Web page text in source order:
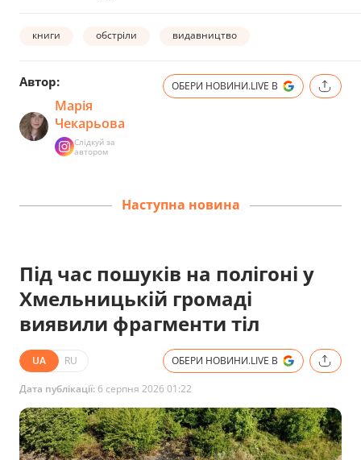
книги обстріли видавництво
Автор:
Марія
Чекарьова
Слідкуй за
автором
ОБЕРИ НОВИНИ.LIVE В
Наступна новина
Під час пошуків на полігоні у
Хмельницькій громаді
виявили фрагменти тіл
UA RU ОБЕРИ НОВИНИ.LIVE В
Дата публікації: 6 серпня 2026 01:22